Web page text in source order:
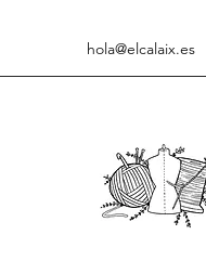
hola@elcalaix.es